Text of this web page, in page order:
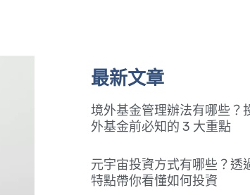
最新文章
境外基金管理辦法有哪些？
外基金前必知的 3 大重點
元宇宙投資方式有哪些？透
特點帶你看懂如何投資